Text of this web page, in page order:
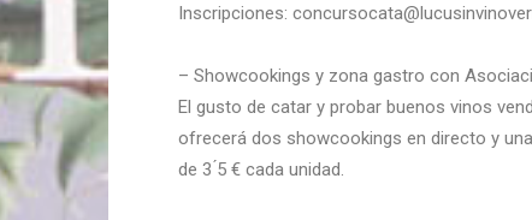
Inscripciones:
– Showcookings y zona gastro con
El gusto de catar y probar buenos vinos
ofrecerá dos showcookings en directo y
de 3 ́5 € cada unidad.